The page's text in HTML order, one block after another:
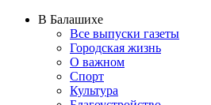
В Балашихе
Все выпуски газеты
Городская жизнь
О важном
Спорт
Культура